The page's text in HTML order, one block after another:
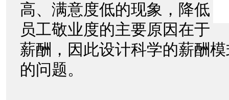
高、满意度低的现象，降低
员工敬业度的主要原因在于
薪酬，因此设计科学的薪酬
的问题。